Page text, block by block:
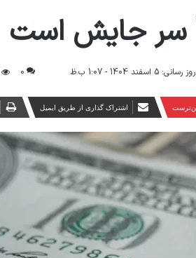
1404 - 1:07 ب.ظ 0
اشتراک گذاری از طریق ایمیل